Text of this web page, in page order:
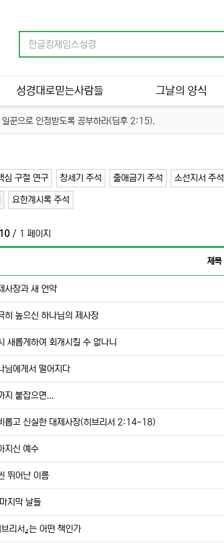
성경대로믿는사람들 그날의 양식
꾼으로 인정받도록 공부하라(딤후 2:15).
심 구절 연구 창세기 주석 출애굽기 주석 소선지서 주석
요한계시록 주석
10 / 1 페이지
제목
사장과 새 언약
히 높으신 하나님의 제사장
새롭게하여 회개시킬 수 없나니
님에게서 떨어지다
지 붙잡으면...
롭고 신실한 대제사장(히브리서 2:14-18)
지신 예수
뛰어난 이름
지막 날들
브리서』는 어떤 책인가